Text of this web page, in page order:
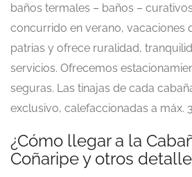
baños termales – baños –
concurrido en verano, vacaciones
patrias y ofrece ruralidad,
servicios. Ofrecemos
seguras. Las tinajas de cada
exclusivo, calefaccionadas a máx.
¿Cómo llegar a la
Coñaripe y otros